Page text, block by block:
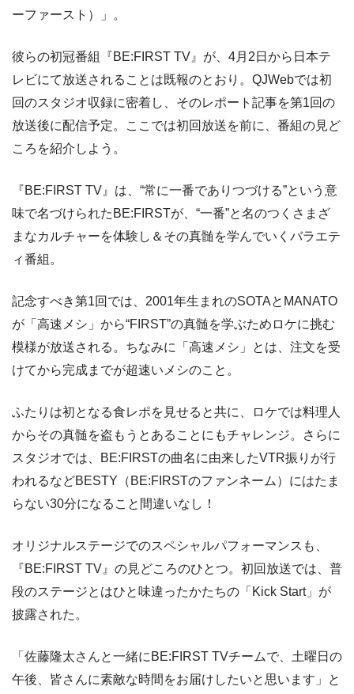
ーファースト）」。
彼らの初冠番組『BE:FIRST TV』が、4月2日から日本テ
レビにて放送されることは既報のとおり。QJWebでは初
回のスタジオ収録に密着し、そのレポート記事を第1回の
放送後に配信予定。ここでは初回放送を前に、番組の見ど
ころを紹介しよう。
『BE:FIRST TV』は、“常に一番でありつづける”という意
味で名づけられたBE:FIRSTが、“一番”と名のつくさまざ
まなカルチャーを体験し＆その真髄を学んでいくバラエテ
ィ番組。
記念すべき第1回では、2001年生まれのSOTAとMANATO
が「高速メシ」から“FIRST”の真髄を学ぶためロケに挑む
模様が放送される。ちなみに「高速メシ」とは、注文を受
けてから完成までが超速いメシのこと。
ふたりは初となる食レポを見せると共に、ロケでは料理人
からその真髄を盗もうとあることにもチャレンジ。さらに
スタジオでは、BE:FIRSTの曲名に由来したVTR振りが行
われるなどBESTY（BE:FIRSTのファンネーム）にはたま
らない30分になること間違いなし！
オリジナルステージでのスペシャルパフォーマンスも、
『BE:FIRST TV』の見どころのひとつ。初回放送では、普
段のステージとはひと味違ったかたちの「Kick Start」が
披露された。
「佐藤隆太さんと一緒にBE:FIRST TVチームで、土曜日の
午後、皆さんに素敵な時間をお届けしたいと思います」と